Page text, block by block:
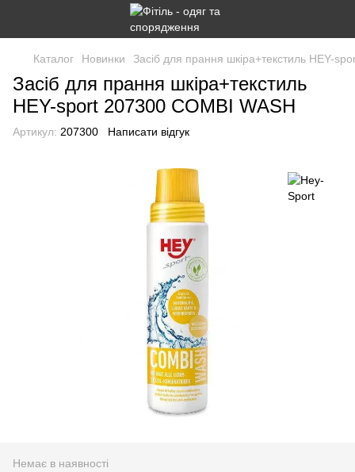
Каталог Новинки Засіб для прання шкіра+текстиль HEY-
Засіб для прання шкіра+текстиль
HEY-sport 207300 COMBI WASH
Артикул: 207300 Написати відгук
Немає в наявності